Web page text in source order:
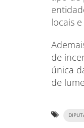
locais
de
única
de